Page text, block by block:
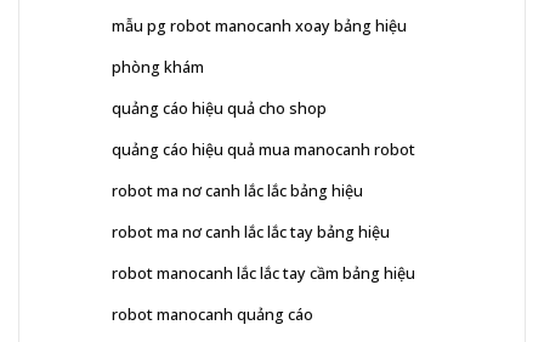
mẫu pg robot manocanh xoay bảng hiệu
phòng khám
quảng cáo hiệu quả cho shop
quảng cáo hiệu quả mua manocanh robot
robot ma nơ canh lắc lắc bảng hiệu
robot ma nơ canh lắc lắc tay bảng hiệu
robot manocanh lắc lắc tay cầm bảng hiệu
robot manocanh quảng cáo